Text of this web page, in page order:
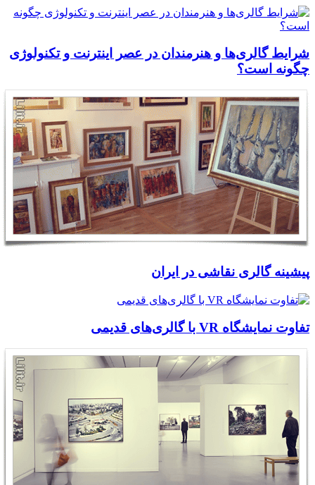
شرایط گالری‌ها و هنرمندان در عصر اینترنت و تکنولوژی
چگونه است؟
پیشینه گالری نقاشی در ایران
تفاوت نمایشگاه VR با گالری‌های قدیمی